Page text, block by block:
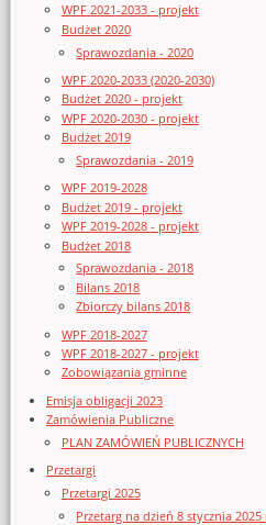
WPF 2021-2033 - projekt
Budżet 2020
Sprawozdania - 2020
WPF 2020-2033 (2020-2030)
Budżet 2020 - projekt
WPF 2020-2030 - projekt
Budżet 2019
Sprawozdania - 2019
WPF 2019-2028
Budżet 2019 - projekt
WPF 2019-2028 - projekt
Budżet 2018
Sprawozdania - 2018
Bilans 2018
Zbiorczy bilans 2018
WPF 2018-2027
WPF 2018-2027 - projekt
Zobowiązania gminne
Emisja obligacji 2023
Zamówienia Publiczne
PLAN ZAMÓWIEŃ PUBLICZNYCH
Przetargi
Przetargi 2025
Przetarg na dzień 8 stycznia 2025